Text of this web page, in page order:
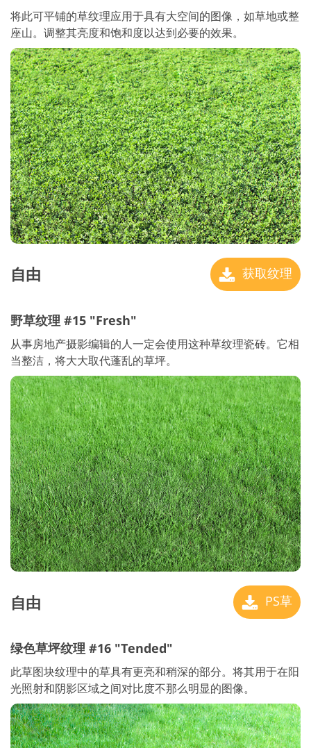
将此可平铺的草纹理应用于具有大空间的图像，如草地或整
座山。调整其亮度和饱和度以达到必要的效果。
自由 获取纹理
野草纹理 #15 "Fresh"
从事房地产摄影编辑的人一定会使用这种草纹理瓷砖。它相
当整洁，将大大取代蓬乱的草坪。
自由 PS草
绿色草坪纹理 #16 "Tended"
此草图块纹理中的草具有更亮和稍深的部分。将其用于在阳
光照射和阴影区域之间对比度不那么明显的图像。